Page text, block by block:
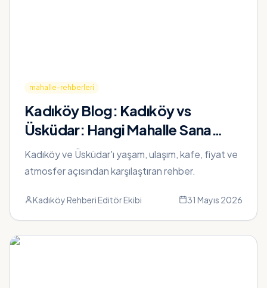
mahalle-rehberleri
Kadıköy Blog: Kadıköy vs
Üsküdar: Hangi Mahalle Sana
Uygun? Kapsamlı Karşılaştırma
Kadıköy ve Üsküdar'ı yaşam, ulaşım, kafe, fiyat ve
atmosfer açısından karşılaştıran rehber.
Kadıköy Rehberi Editör Ekibi 31 Mayıs 2026